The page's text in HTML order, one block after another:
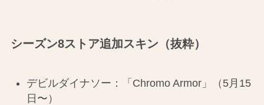
シーズン8ストア追加スキン（抜粋）
デビルダイナソー：「Chromo Armor」（5月15
日〜）